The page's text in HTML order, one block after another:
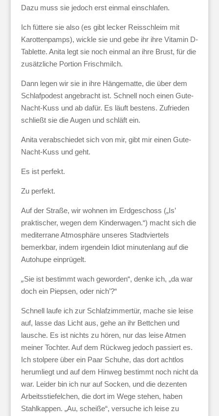
Dazu muss sie jedoch erst einmal einschlafen.
Ich füttere sie also (es gibt lecker Reisschleim mit
Karottenpamps), wickle sie und gebe ihr ihre Vitamin D-
Tablette. Anita legt sie noch einmal an ihre Brust, für die
zusätzliche Portion Frischmilch.
Dann legen wir sie in ihre Hängematte, die über dem
Schlafpodest angebracht ist. Schnell noch einen Gute-
Nacht-Kuss und ab dafür. Es läuft bestens. Zufrieden
schließt sie die Augen und schläft ein.
Anita verabschiedet sich von mir, gibt mir einen Gute-
Nacht-Kuss und geht.
Es ist perfekt.
Zu perfekt.
Auf der Straße, wir wohnen im Erdgeschoss („Is’
praktischer, wegen dem Kinderwagen.“) macht sich die
mediterrane Atmosphäre unseres Stadtviertels
bemerkbar, indem irgendein Idiot minutenlang auf die
Autohupe einprügelt.
„Sie ist bestimmt wach geworden“, denke ich, „da war
doch ein Piepsen, oder nich’?“
Schnell laufe ich zur Schlafzimmertür, mache sie leise
auf, lasse das Licht aus, gehe an ihr Bettchen und
lausche. Es ist nichts zu hören, nur das leise Atmen
meiner Tochter. Auf dem Rückweg jedoch passiert es.
Ich stolpere über ein Paar Schuhe, das dort achtlos
herumliegt und auf dem Hinweg bestimmt noch nicht da
war. Leider bin ich nur auf Socken, und die dezenten
Arbeitsstiefelchen, die dort im Wege stehen, haben
Stahlkappen. „Au, scheiße“, versuche ich leise zu